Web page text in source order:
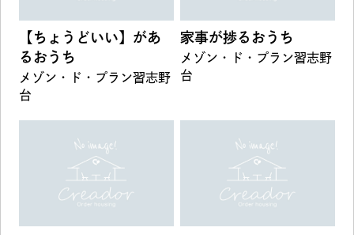
【ちょうどいい】があ
るおうち
メゾン・ド・プラン習志野
台
家事が捗るおうち
メゾン・ド・プラン習志野
台